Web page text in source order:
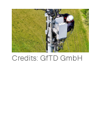
Credits: GfTD GmbH